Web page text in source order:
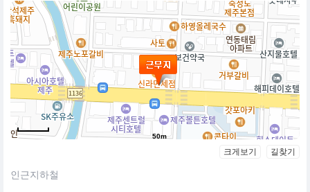
50m
크게보기 길찾기
인근지하철